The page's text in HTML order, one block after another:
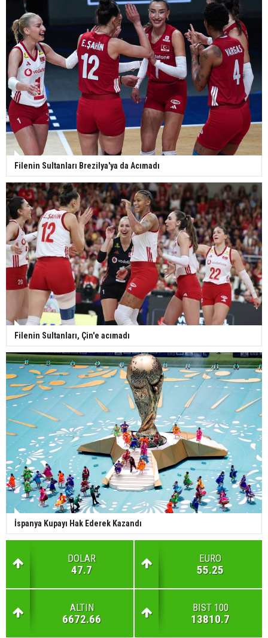
Filenin Sultanları Brezilya'ya da Acımadı
Filenin Sultanları, Çin'e acımadı
İspanya Kupayı Hak Ederek Kazandı
DOLAR
47.7
EURO
55.25
ALTIN
6672.66
BIST 100
13810.7